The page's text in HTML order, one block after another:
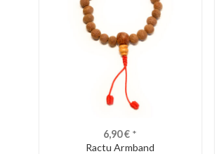
6,90€ *
Ractu Armband